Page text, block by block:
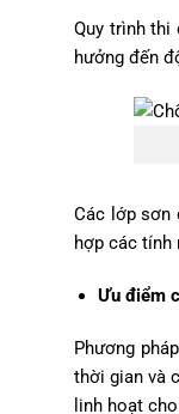
Quy trình thi
hưởng đến
Các lớp sơn
hợp các tính
Ưu điểm
Phương
thời gian và
linh hoạt